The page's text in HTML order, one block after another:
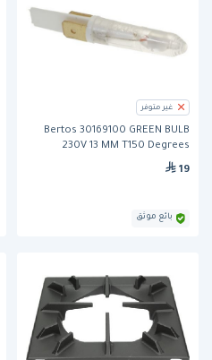
غير متوفر
Bertos 30169100 GREEN BULB
230V 13 MM T150 Degrees
19
بائع موثق